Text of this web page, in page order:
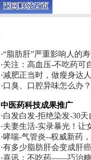
·“脂肪肝”严重影响人的
·关注：高血压-不吃药可
·减肥正当时，做瘦身达
·口臭、口腔异味怎么办
中医药科技成果推广
·白发白发-拒绝染发-30天
·夫妻生活-实录暴光！让
·哮喘-气管炎--权威新药
·有多少脂肪肝会变成肝
·喜讯：不吃药——巧治